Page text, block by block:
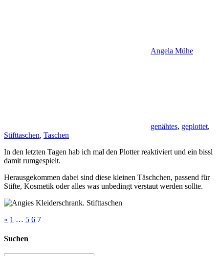
Angela Mühe
genähtes, geplottet,
Stifttaschen, Taschen
In den letzten Tagen hab ich mal den Plotter reaktiviert und ein bissl
damit rumgespielt.
Herausgekommen dabei sind diese kleinen Täschchen, passend für
Stifte, Kosmetik oder alles was unbedingt verstaut werden sollte.
Seitennummerierung
der
« Vorherige
1 … 5 6 7
Suchen